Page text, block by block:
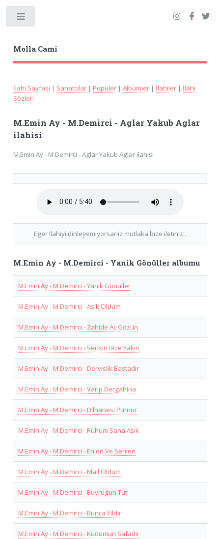
Molla Cami
İlahi Sayfası | Sanatcılar| Populer| Albümler| İlahiler| İlahi
Sözleri
M.Emin Ay - M.Demirci - Aglar Yakub Aglar
ilahisi
M.Emin Ay - M.Demirci - Aglar Yakub Aglar ilahisi
Eger Ilahiyi dinleyemiyorsaniz mutlaka bize iletiniz..
M.Emin Ay - M.Demirci - Yanik Gönüller albumu
M.Emin Ay - M.Demirci - Yanik Gönüller
M.Emin Ay - M.Demirci - Asik Oldum
M.Emin Ay - M.Demirci - Zahide Ac Gözün
M.Emin Ay - M.Demirci - Sensin Bize Yakin
M.Emin Ay - M.Demirci - Dervislik Bastadir
M.Emin Ay - M.Demirci - Varip Dergahina
M.Emin Ay - M.Demirci - Dilhanesi Pürnur
M.Emin Ay - M.Demirci - Ruhum Sana Asik
M.Emin Ay - M.Demirci - Ehlen Ve Sehlen
M.Emin Ay - M.Demirci - Mail Oldum
M.Emin Ay - M.Demirci - Buyrugun Tut
M.Emin Ay - M.Demirci - Bunca Yildir
M.Emin Ay - M.Demirci - Kudümun Safadir